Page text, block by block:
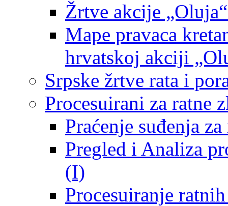
Žrtve akcije
Mape pravaca
hrvatskoj akciji
Srpske žrtve rata i
Procesuirani za ratne
Praćenje suđenja
Pregled i Analiza
(I)
Procesuiranje